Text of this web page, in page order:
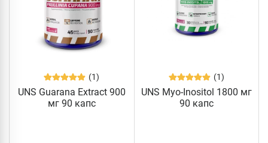
(1)
UNS Guarana Extract 900
мг 90 капс
(1)
UNS Myo-Inositol 1800 мг
90 капс